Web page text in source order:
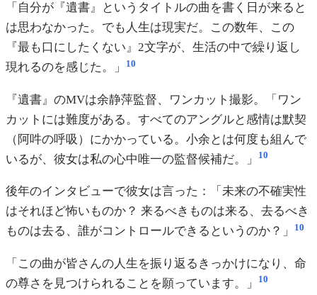
「自分が『遺書』というタイトルの曲を書く日が来ると
は思わなかった。でも人生は現実だ。この数年、この
『最も口にしたくない』2文字が、生活の中で繰り返し
現れるのを感じた。」
10
『遺書』のMVは余静萍監督、ワンカット撮影。「ワン
カットには難度がある。すべてのアングルと感情は默契
（阿吽の呼吸）にかかっている。小余とは何度も組んで
いるが、彼女は私の心中唯一の監督候補だ。」
10
後年のインタビューで彼女は言った：「未来の不確実性
はそれほど怖いものか？ 来るべきものは来る、去るべき
ものは去る、誰がコントロールできるというのか？」
10
「この曲が皆さんの人生を振り返るきっかけになり、命
の尊さを見つけられることを願っています。」
10